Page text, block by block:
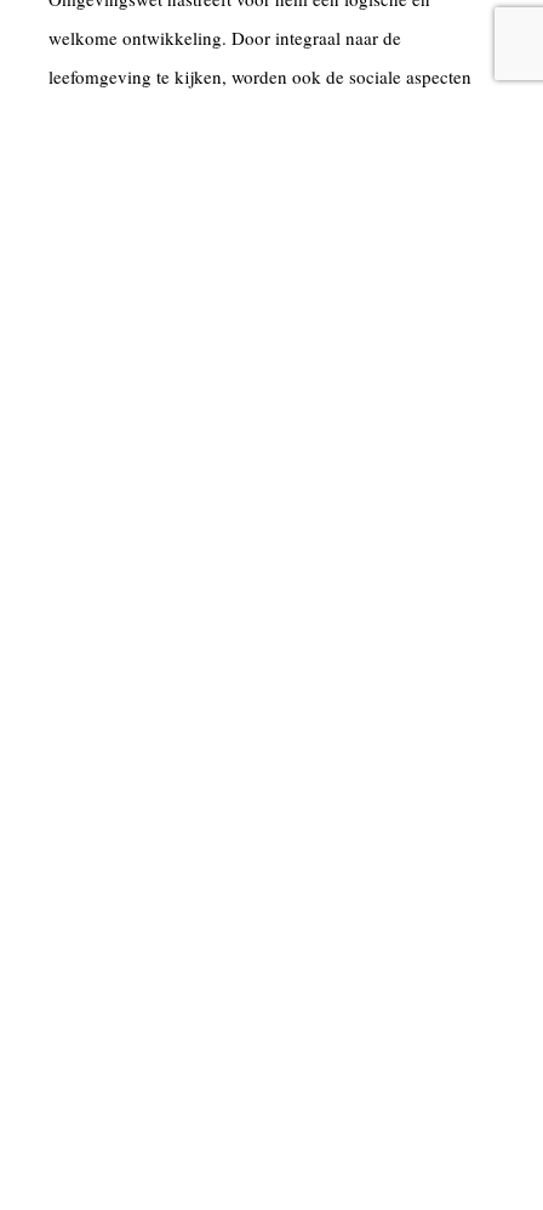
welkome ontwikkeling. Door integraal naar de
leefomgeving te kijken, worden ook de sociale aspecten